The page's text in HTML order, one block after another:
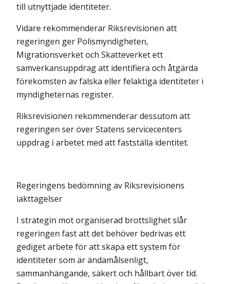
till utnyttjade identiteter.
Vidare rekommenderar Riksrevisionen att
regeringen ger Polismyndigheten,
Migrationsverket och Skatteverket ett
samverkansuppdrag att identifiera och åtgärda
förekomsten av falska eller felaktiga identiteter i
myndigheternas register.
Riksrevisionen rekommenderar dessutom att
regeringen ser över Statens servicecenters
uppdrag i arbetet med att fastställa identitet.
Regeringens bedömning av Riksrevisionens
iakttagelser
I strategin mot organiserad brottslighet slår
regeringen fast att det behöver bedrivas ett
gediget arbete för att skapa ett system för
identiteter som är ändamålsenligt,
sammanhängande, säkert och hållbart över tid.